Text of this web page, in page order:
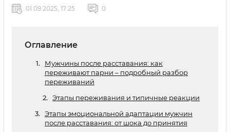
01 09 2025, 17:25 0
Оглавление
Мужчины после расставания: как
переживают парни – подробный разбор
переживаний
Этапы переживания и типичные реакции
Этапы эмоциональной адаптации мужчин
после расставания: от шока до принятия